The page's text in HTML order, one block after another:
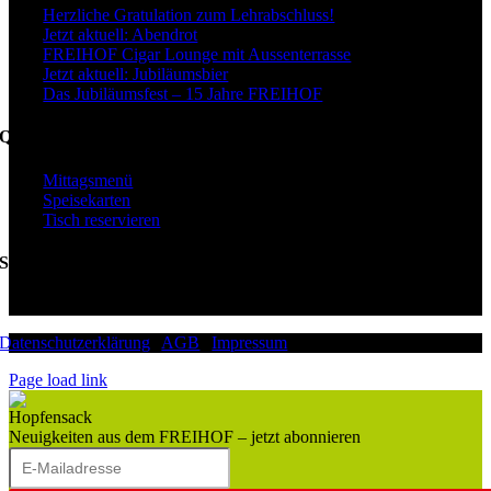
Herzliche Gratulation zum Lehrabschluss!
Jetzt aktuell: Abendrot
FREIHOF Cigar Lounge mit Aussenterrasse
Jetzt aktuell: Jubiläumsbier
Das Jubiläumsfest – 15 Jahre FREIHOF
Quicklinks
Mittagsmenü
Speisekarten
Tisch reservieren
Swiss Location Award
Datenschutzerklärung AGB |Impressum
Page load link
Neuigkeiten aus dem FREIHOF – jetzt abonnieren